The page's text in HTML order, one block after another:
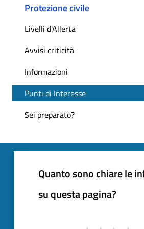
Protezione civile
Livelli d'Allerta
Avvisi criticità
Informazioni
Punti di Interesse
Sei preparato?
Quanto sono chiare le
su questa pagina?